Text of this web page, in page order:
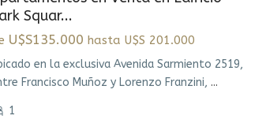
Squar...
U$S135.000 hasta U$S 201.000
en la exclusiva Avenida Sarmiento 2519,
Francisco Muñoz y Lorenzo Franzini, ...
1